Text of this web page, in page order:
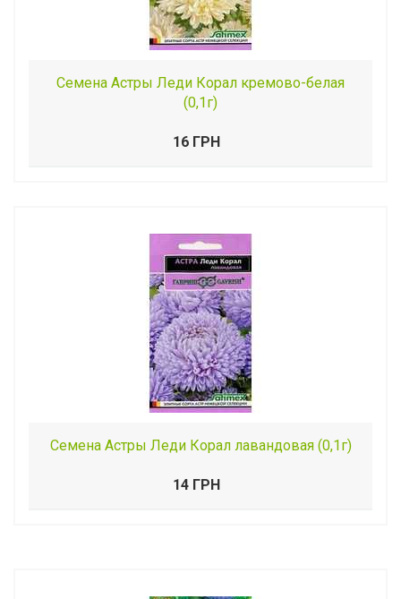
Семена Астры Леди Корал кремово-белая
(0,1г)
16 ГРН
Семена Астры Леди Корал лавандовая (0,1г)
14 ГРН